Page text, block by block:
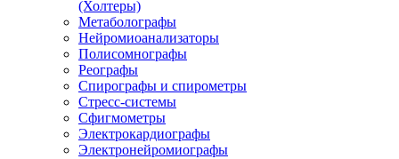
(Холтеры)
Метаболографы
Нейромиоанализаторы
Полисомнографы
Реографы
Спирографы и спирометры
Стресс-системы
Сфигмометры
Электрокардиографы
Электронейромиографы